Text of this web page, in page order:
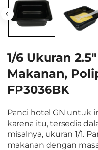
1/6 Ukuran
Makanan,
FP3036BK
Panci hotel GN untuk
karena itu, tersedia
misalnya, ukuran 1/1.
makanan dengan